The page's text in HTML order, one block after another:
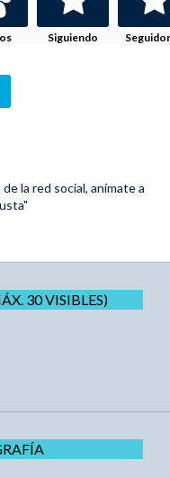
Siguiendo
la red social, anímate a
30 VISIBLES)